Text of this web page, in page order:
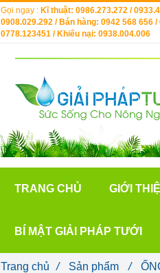
Trang chủ / Sản phẩm /
Gọi ngay : Kĩ thuật: 0986.273.272 /
0908.029.292 / Bán hàng: 0942 568 656
0778.123451 / Khiếu nại: 0938.004.006
TRANG CHỦ GIỚI
BÍ MẬT GIẢI PHÁP TƯỚI